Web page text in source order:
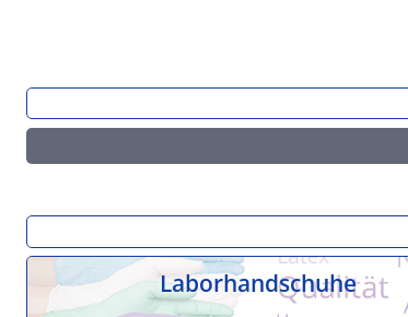
Laborhandschuhe